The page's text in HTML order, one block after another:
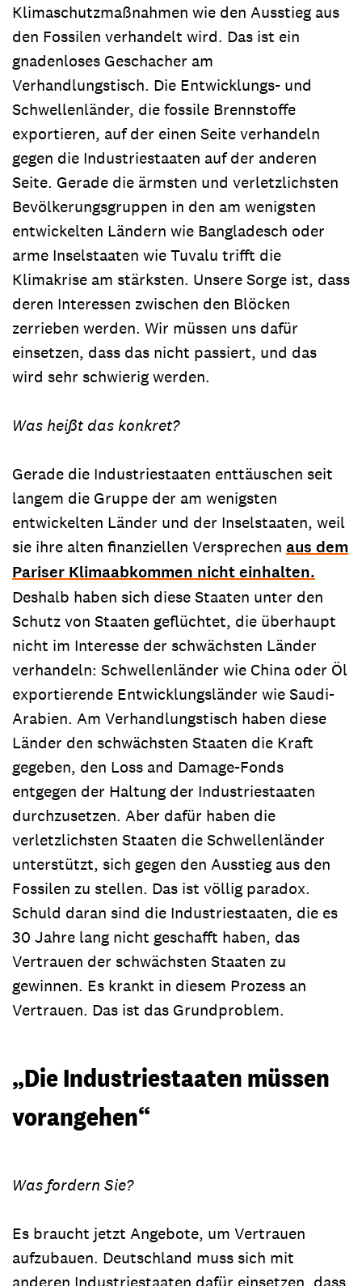
Klimaschutzmaßnahmen wie den Ausstieg aus
den Fossilen verhandelt wird. Das ist ein
gnadenloses Geschacher am
Verhandlungstisch. Die Entwicklungs- und
Schwellenländer, die fossile Brennstoffe
exportieren, auf der einen Seite verhandeln
gegen die Industriestaaten auf der anderen
Seite. Gerade die ärmsten und verletzlichsten
Bevölkerungsgruppen in den am wenigsten
entwickelten Ländern wie Bangladesch oder
arme Inselstaaten wie Tuvalu trifft die
Klimakrise am stärksten. Unsere Sorge ist, dass
deren Interessen zwischen den Blöcken
zerrieben werden. Wir müssen uns dafür
einsetzen, dass das nicht passiert, und das
wird sehr schwierig werden.
Was heißt das konkret?
Gerade die Industriestaaten enttäuschen seit
langem die Gruppe der am wenigsten
entwickelten Länder und der Inselstaaten, weil
sie ihre alten finanziellen Versprechen aus dem
Pariser Klimaabkommen nicht einhalten.
Deshalb haben sich diese Staaten unter den
Schutz von Staaten geflüchtet, die überhaupt
nicht im Interesse der schwächsten Länder
verhandeln: Schwellenländer wie China oder Öl
exportierende Entwicklungsländer wie Saudi-
Arabien. Am Verhandlungstisch haben diese
Länder den schwächsten Staaten die Kraft
gegeben, den Loss and Damage-Fonds
entgegen der Haltung der Industriestaaten
durchzusetzen. Aber dafür haben die
verletzlichsten Staaten die Schwellenländer
unterstützt, sich gegen den Ausstieg aus den
Fossilen zu stellen. Das ist völlig paradox.
Schuld daran sind die Industriestaaten, die es
30 Jahre lang nicht geschafft haben, das
Vertrauen der schwächsten Staaten zu
gewinnen. Es krankt in diesem Prozess an
Vertrauen. Das ist das Grundproblem.
„Die Industriestaaten müssen
vorangehen“
Was fordern Sie?
Es braucht jetzt Angebote, um Vertrauen
aufzubauen. Deutschland muss sich mit